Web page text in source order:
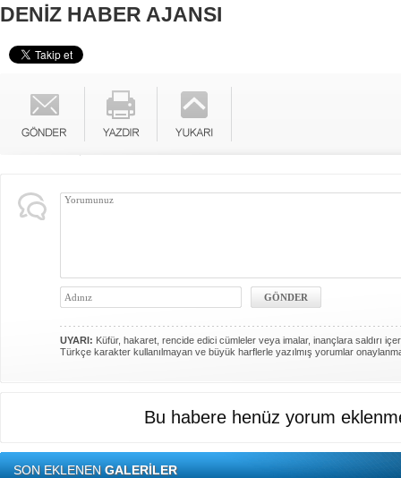
DENİZ HABER AJANSI
UYARI: Küfür, hakaret, rencide edici cümleler veya imalar, inançlara saldırı
Türkçe karakter kullanılmayan ve büyük harflerle yazılmış yorumlar
Bu habere henüz yorum
SON EKLENENGALERİLER